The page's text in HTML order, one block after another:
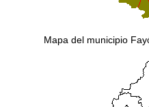
Mapa del municipio